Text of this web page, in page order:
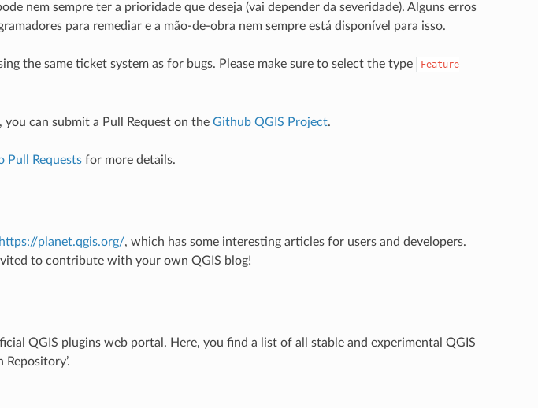
nem sempre ter a prioridade que deseja (vai depender da severidade). Alguns erros
para remediar e a mão-de-obra nem sempre está disponível para isso.
the same ticket system as for bugs. Please make sure to select the type
Feature
can submit a Pull Request on the Github QGIS Project.
Pull Requestsfor more details.
https://planet.qgis.org/, which has some interesting articles for users and developers.
to contribute with your own QGIS blog!
QGIS plugins web portal. Here, you find a list of all stable and experimental QGIS